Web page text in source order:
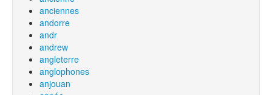
anciennes
andorre
andr
andrew
angleterre
anglophones
anjouan